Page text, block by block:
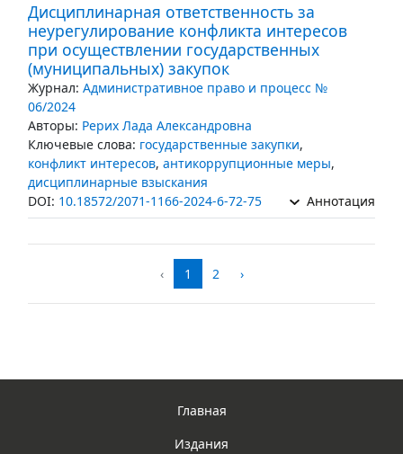
Дисциплинарная ответственность за
неурегулирование конфликта интересов
при осуществлении государственных
(муниципальных) закупок
Журнал: Административное право и процесс №
06/2024
Авторы: Рерих Лада Александровна
Ключевые слова: государственные закупки,
конфликт интересов, антикоррупционные меры,
дисциплинарные взыскания
DOI: 10.18572/2071-1166-2024-6-72-75 Аннотация
‹ 1 2 ›
Главная
Издания